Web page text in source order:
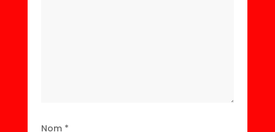
Nom *